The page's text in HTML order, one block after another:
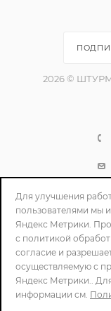
2026 ©
г.
Для улучшения
пользователями мы
Яндекс Метрики.
с политикой
согласие и
осуществляемую с
Яндекс Метрики..
информации см.